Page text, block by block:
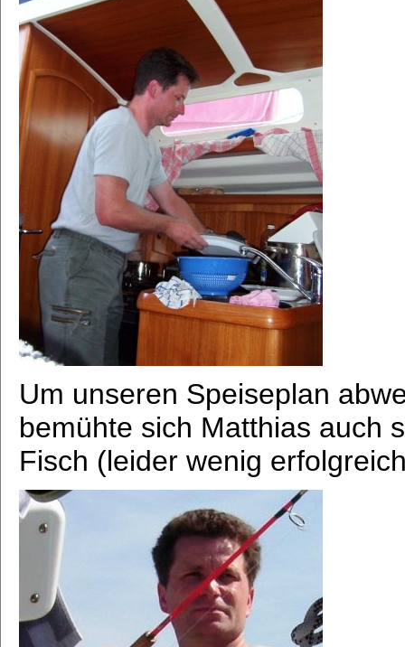
Um unseren Speiseplan
bemühte sich Matthias auch
Fisch (leider wenig